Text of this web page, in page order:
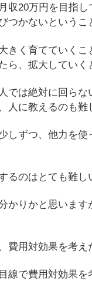
収20万円を目指
つかないというこ
きく育てていくこ
ら、拡大していく
では絶対に回らな
人に教えるのも難
しずつ、他力を
るのはとても難し
かりかと思いま
用対効果を考え
線で費用対効果